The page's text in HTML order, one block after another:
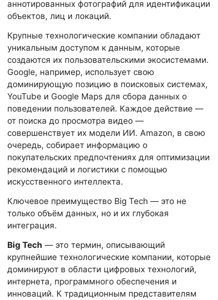
аннотированных фотографий для идентификации
объектов, лиц и локаций.
Крупные технологические компании обладают
уникальным доступом к данным, которые
создаются их пользовательскими экосистемами.
Google, например, использует свою
доминирующую позицию в поисковых системах,
YouTube и Google Maps для сбора данных о
поведении пользователей. Каждое действие —
от поиска до просмотра видео —
совершенствует их модели ИИ. Amazon, в свою
очередь, собирает информацию о
покупательских предпочтениях для оптимизации
рекомендаций и логистики с помощью
искусственного интеллекта.
Ключевое преимущество Big Tech — это не
только объём данных, но и их глубокая
интеграция.
Big Tech — это термин, описывающий
крупнейшие технологические компании, которые
доминируют в области цифровых технологий,
интернета, программного обеспечения и
инноваций. К традиционным представителям